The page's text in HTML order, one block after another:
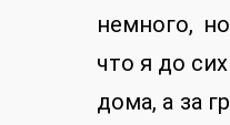
немного,
что я до
дома, а за